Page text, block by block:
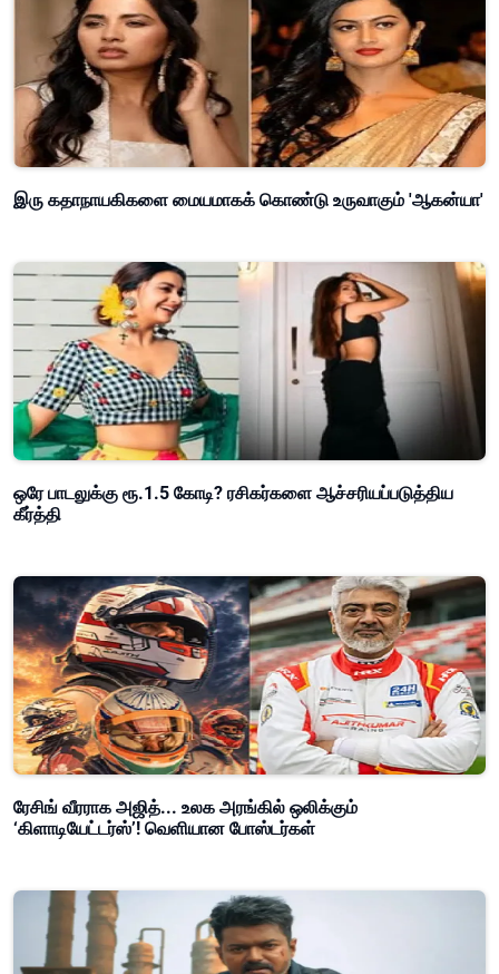
இரு கதாநாயகிகளை மையமாகக் கொண்டு உருவாகும் 'ஆகன்யா'
ஒரே பாடலுக்கு ரூ.1.5 கோடி? ரசிகர்களை ஆச்சரியப்படுத்திய
கீர்த்தி
ரேசிங் வீரராக அஜித்... உலக அரங்கில் ஒலிக்கும்
‘கிளாடியேட்டர்ஸ்’! வெளியான போஸ்டர்கள்